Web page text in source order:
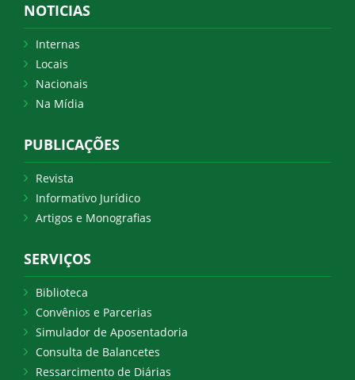
NOTICIAS
Internas
Locais
Nacionais
Na Mídia
PUBLICAÇÕES
Revista
Informativo Jurídico
Artigos e Monografias
SERVIÇOS
Biblioteca
Convênios e Parcerias
Simulador de Aposentadoria
Consulta de Balancetes
Ressarcimento de Diárias